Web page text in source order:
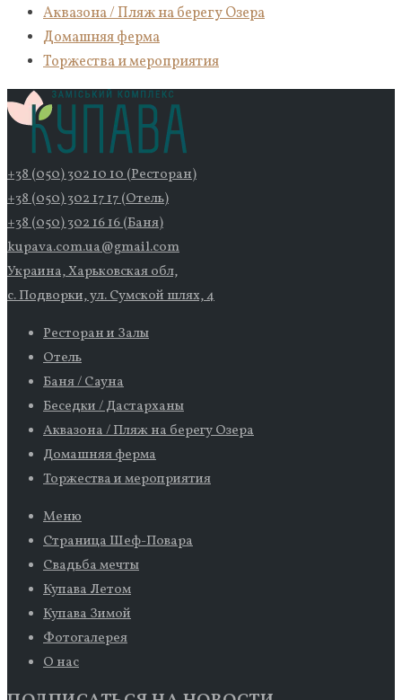
Аквазона / Пляж на берегу Озера
Домашняя ферма
Торжества и мероприятия
+38 (050) 302 10 10 (Ресторан)
+38 (050) 302 17 17 (Отель)
+38 (050) 302 16 16 (Баня)
kupava.com.ua@gmail.com
Украина, Харьковская обл,
с. Подворки, ул. Сумской шлях, 4
Ресторан и Залы
Отель
Баня / Сауна
Беседки / Дастарханы
Аквазона / Пляж на берегу Озера
Домашняя ферма
Торжества и мероприятия
Меню
Страница Шеф-Повара
Свадьба мечты
Купава Летом
Купава Зимой
Фотогалерея
О нас